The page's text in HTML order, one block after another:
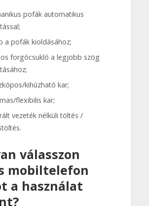
pofák automatikus
a pofák kioldásához;
os forgócsukló a legjobb szög
kihúzható kar;
flexibilis kar;
vezeték nélküli töltés /
válasszon
mobiltelefon
a használat